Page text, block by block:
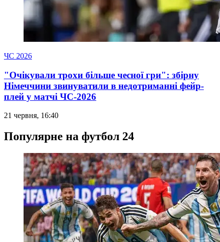
ЧС 2026
"Очікували трохи більше чесної гри": збірну
Німеччини звинуватили в недотриманні фейр-
плей у матчі ЧС-2026
21 червня, 16:40
Популярне на футбол 24